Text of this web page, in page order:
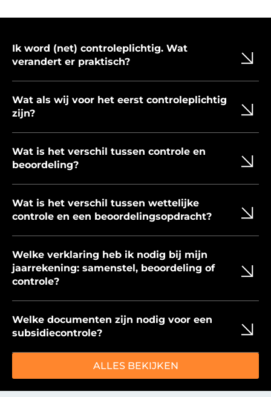
Ik word (net) controleplichtig. Wat
verandert er praktisch?
Wat als wij voor het eerst controleplichtig
zijn?
Wat is het verschil tussen controle en
beoordeling?
Wat is het verschil tussen wettelijke
controle en een beoordelingsopdracht?
Welke verklaring heb ik nodig bij mijn
jaarrekening: samenstel, beoordeling of
controle?
Welke documenten zijn nodig voor een
subsidiecontrole?
ALLES BEKIJKEN